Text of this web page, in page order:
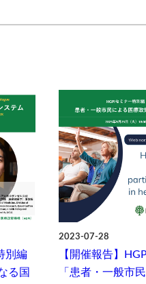
別編
る国
2023-07-28
【開催報告】
「患者・一般市